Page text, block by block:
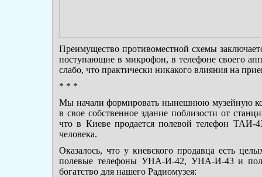
Преимущество противоместной схемы
поступающие в микрофон, в телефоне своего
слабо, что практически никакого влияния на
* * *
Мы начали формировать нынешнюю музейную
в свое собственное здание поблизости от
что в Киеве продается полевой телефон ТАИ-
человека.
Оказалось, что у киевского продавца есть
полевые телефоны УНА-И-42, УНА-И-43 и
богатство для нашего Радиомузея: